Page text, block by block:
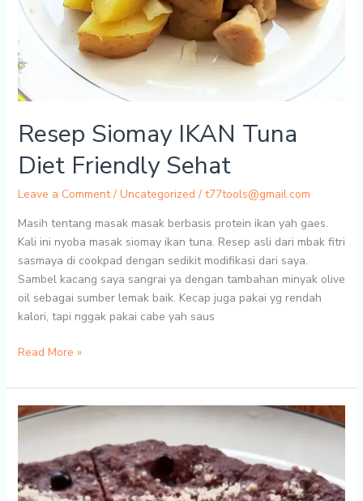
Resep Siomay IKAN Tuna
Diet Friendly Sehat
Leave a Comment / Uncategorized / t77tools@gmail.com
Masih tentang masak masak berbasis protein ikan yah gaes.
Kali ini nyoba masak siomay ikan tuna. Resep asli dari mbak fitri
sasmaya di cookpad dengan sedikit modifikasi dari saya.
Sambel kacang saya sangrai ya dengan tambahan minyak olive
oil sebagai sumber lemak baik. Kecap juga pakai yg rendah
kalori, tapi nggak pakai cabe yah saus
Resep
IKAN
Tuna
Diet
Sehat
Read More »